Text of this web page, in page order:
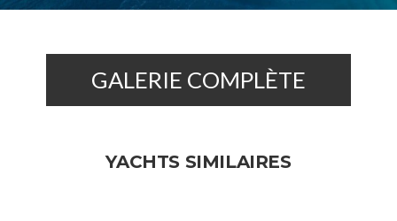
GALERIE COMPLÈTE
YACHTS SIMILAIRES